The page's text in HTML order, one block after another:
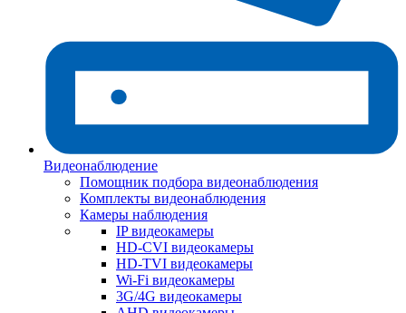
Видеонаблюдение
Помощник подбора видеонаблюдения
Комплекты видеонаблюдения
Камеры наблюдения
IP видеокамеры
HD-CVI видеокамеры
HD-TVI видеокамеры
Wi-Fi видеокамеры
3G/4G видеокамеры